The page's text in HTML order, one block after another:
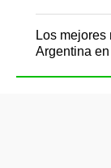
Los
Argentina